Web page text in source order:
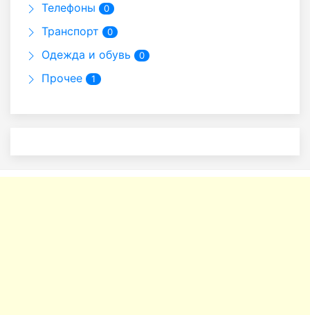
Телефоны 0
Транспорт 0
Одежда и обувь 0
Прочее 1